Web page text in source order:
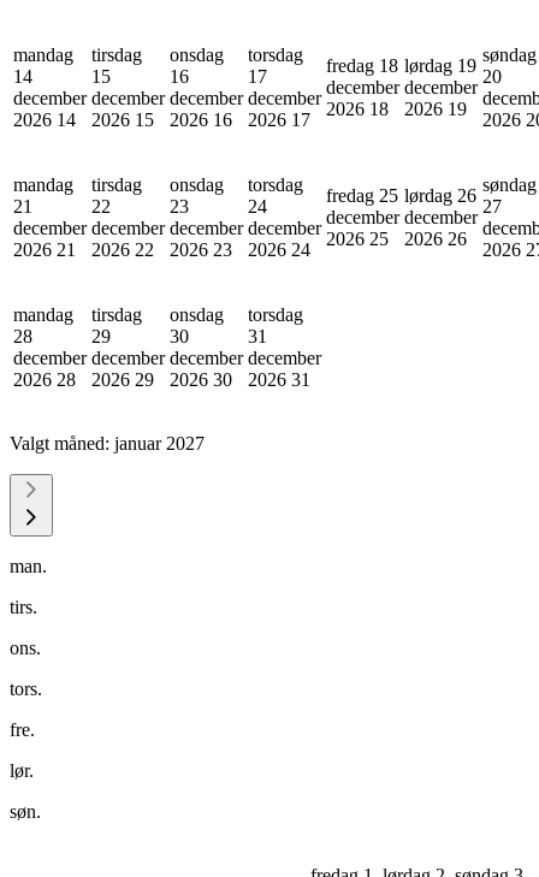
mandag
14
december
2026 14
tirsdag
15
december
2026 15
onsdag
16
december
2026 16
torsdag
17
december
2026 17
fredag 18
december
2026 18
lørdag 19
december
2026 19
søndag
20
2026
mandag
21
december
2026 21
tirsdag
22
december
2026 22
onsdag
23
december
2026 23
torsdag
24
december
2026 24
fredag 25
december
2026 25
lørdag 26
december
2026 26
søndag
27
2026
mandag
28
december
2026 28
tirsdag
29
december
2026 29
onsdag
30
december
2026 30
torsdag
31
december
2026 31
Valgt måned: januar 2027
man.
tirs.
ons.
tors.
fre.
lør.
søn.